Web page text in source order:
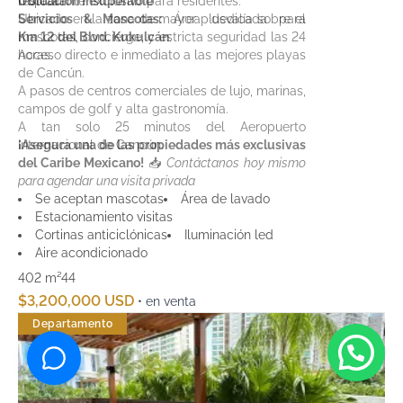
Servicios & Mascotas:Área dedicada para
mascotas, concierge, y estricta seguridad las 24
horas.
Ubicado en la zona de mayor plusvalía sobre el
Km 12 del Blvd. Kukulcán:
Acceso directo e inmediato a las mejores playas
de Cancún.
A pasos de centros comerciales de lujo, marinas,
campos de golf y alta gastronomía.
A tan solo 25 minutos del Aeropuerto
Internacional de Cancún.
¡Asegura una de las propiedades más exclusivas
del Caribe Mexicano! 📥 Contáctanos hoy mismo
para agendar una visita privada
Se aceptan mascotas
Área de lavado
Estacionamiento visitas
Cortinas anticiclónicas
Iluminación led
Aire acondicionado
402 m²44
$3,200,000 USD • en venta
Departamento